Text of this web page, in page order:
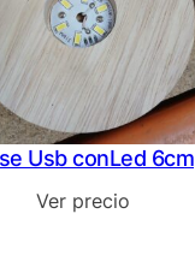
Usb conLed 6cm
Ver precio